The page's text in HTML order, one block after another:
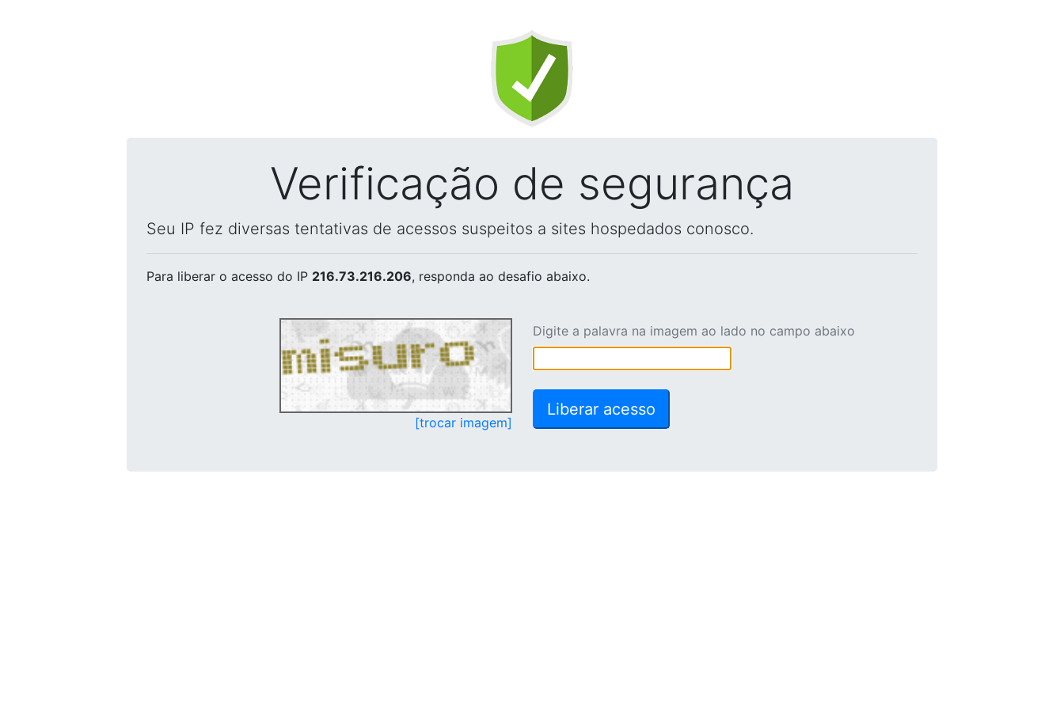
Verificação de segurança
Seu IP fez diversas tentativas de acessos suspeitos a sites hospedados conosco.
Para liberar o acesso do IP 216.73.216.206, responda ao desafio abaixo.
[trocar imagem]
Digite a palavra na imagem ao lado no campo abaixo